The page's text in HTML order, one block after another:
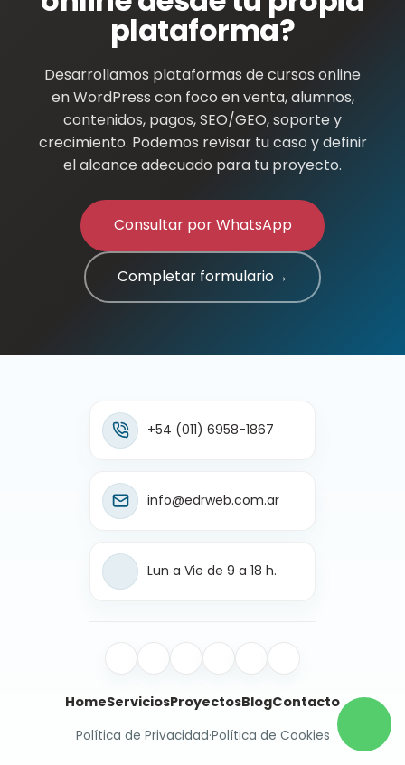
plataforma?
Desarrollamos plataformas de cursos online
en WordPress con foco en venta, alumnos,
contenidos, pagos, SEO/GEO, soporte y
crecimiento. Podemos revisar tu caso y definir
el alcance adecuado para tu proyecto.
Consultar por WhatsApp
Completar formulario→
+54 (011) 6958-1867
info@edrweb.com.ar
Lun a Vie de 9 a 18 h.
HomeServiciosProyectosBlogContacto
Política de Privacidad·Política de Cookies